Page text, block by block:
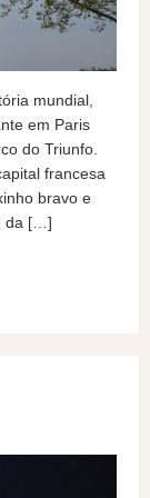
mundial,
em Paris
do Triunfo.
francesa
bravo e
da […]